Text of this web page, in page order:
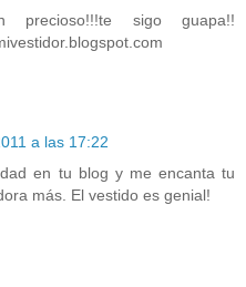
sigo guapa!!
a las 17:22
en tu blog y me encanta tu
más. El vestido es genial!